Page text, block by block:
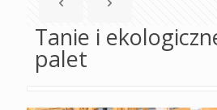
Tanie i
palet